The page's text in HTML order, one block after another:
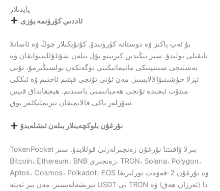
پايدىلار
ئاددىي كۆرۈنمە يۈزى
بۇ ئەپ پاكىز ۋە دوستانە كۆرۈنىدۇ. كۇنۇپكىلار چوڭ ۋە ئاسانلا
تاپقىلى بولىدۇ. سىز يېڭىدىن كىرىپتو پۇل بىلەن شۇغۇللىنىۋاتقان ۋە
بەشىنچى سىنىپتىكى ماتېماتىكىنى تۈگەتكەن بولسىڭىزمۇ، ئۇنى
تېزلا چۈشىنىۋالالايسىز. مەن ئۇنى تۇنجى قېتىم ئاچتىم ۋە ئىككى
مىنۇت ئىچىدە تۇنجى ھەميانىمنى ياسىدىم. ھېچقانداق قىيىن
سۆزلەر ياكى قالايمىقان تىزىملىكلەر يوق.
نۇرغۇن بلوكچەينلار بىلەن ئىشلەيدۇ
TokenPocket بىرلا ۋاقىتتا نۇرغۇن زەنجىرلەرنى قوللايدۇ. سىز
Bitcoin، Ethereum، BNB زەنجىرى، TRON، Solana، Polygon،
Aptos، Cosmos، Polkadot، EOS ۋە نۇرغۇن 2-قەۋەت تورلىرىغا
ئېرىشەلەيسىز. مەن بىر ئەپتە USDT نى TRON دا (ئەرزان ھەق) ۋە